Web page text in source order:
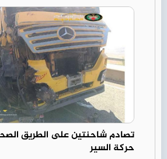
تصادم شاحنتين على الطريق
حركة السير